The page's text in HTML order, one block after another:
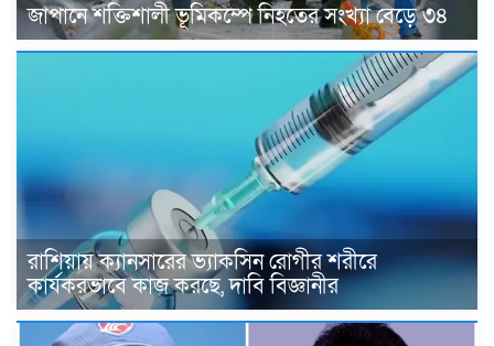
জাপানে শক্তিশালী ভূমিকম্পে নিহতের সংখ্যা বেড়ে ৩৪
রাশিয়ায় ক্যানসারের ভ্যাকসিন রোগীর শরীরে
কার্যকরভাবে কাজ করছে, দাবি বিজ্ঞানীর